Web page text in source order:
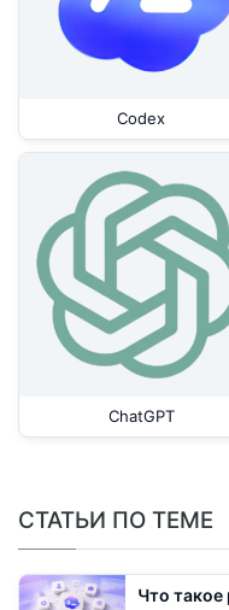
Codex
ChatGPT
СТАТЬИ ПО ТЕМЕ
Что такое